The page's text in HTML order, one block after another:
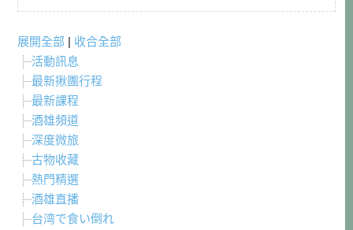
展開全部 | 收合全部
活動訊息
最新揪團行程
最新課程
酒雄頻道
深度微旅
古物收藏
熱門精選
酒雄直播
台湾で食い倒れ